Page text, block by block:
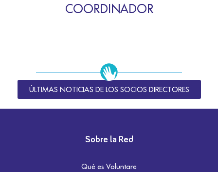
COORDINADOR
ÚLTIMAS NOTICIAS DE LOS SOCIOS DIRECTORES
Sobre la Red
Qué es Voluntare